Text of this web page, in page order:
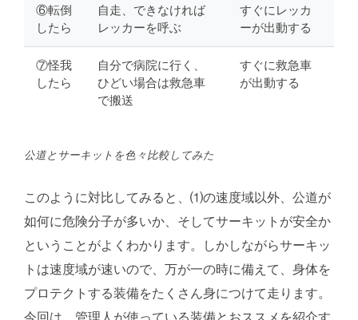
⑥転倒
したら
自走、できなければ
レッカーを呼ぶ
すぐにレッカ
ーが出動する
⑦怪我
したら
自分で病院に行く、
ひどい場合は救急車
で搬送
すぐに救急車
が出動する
公道とサーキットを色々比較してみた
このように対比してみると、⑴の速度域以外、公道が
如何に危険分子が多いか、そしてサーキットが安全か
ということがよくわかります。しかしながらサーキッ
トは速度域が速いので、万が一の時に備えて、身体を
プロテクトする装備をたくさん身につけて走ります。